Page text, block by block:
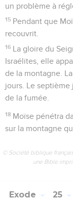
un problème à
15 Pendant que
recouvrit.
16 La gloire du
Israélites, elle
de la montagne.
jours. Le
de la fumée.
18 Moïse pénétra
sur la montagne
© Société biblique
une Bible
Exode 25